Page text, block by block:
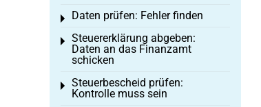
Daten prüfen: Fehler finden
Toggle menu
Steuererklärung abgeben:
Daten an das Finanzamt
schicken
Toggle menu
Steuerbescheid prüfen:
Kontrolle muss sein
Toggle menu